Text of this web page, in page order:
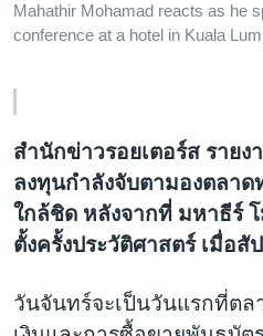
ติดตามเรา
เลือกภาษา
Mahathir Mohamad reacts as he
conference at a hotel in Kuala
สำนักข่าวรอยเตอร์ส รายง
ลงทุนกำลังจับตามองตลาด
ใกล้ชิด หลังจากที่ มหาธีร์
ตั้งครั้งประวัติศาสตร์ เมื่อ
วันจันทร์จะเป็นวันแรกที่ต